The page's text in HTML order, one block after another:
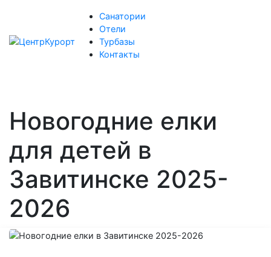
Санатории
Отели
Турбазы
Контакты
Новогодние елки
для детей в
Завитинске 2025-
2026